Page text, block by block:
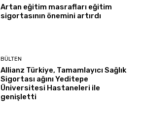
Artan eğitim masrafları eğitim
sigortasının önemini artırdı
BÜLTEN
Allianz Türkiye, Tamamlayıcı Sağlık
Sigortası ağını Yeditepe
Üniversitesi Hastaneleri ile
genişletti